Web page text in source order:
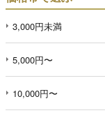
3,000円未満
5,000円〜
10,000円〜